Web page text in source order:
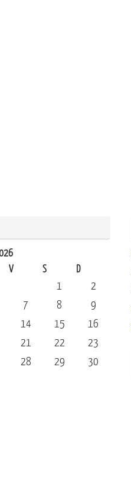
V S D
1
2
7 8
9
14 15
16
21 22
23
28 29
30